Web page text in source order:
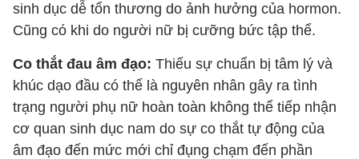
sinh dục dễ tổn thương do ảnh hưởng của hormon.
Cũng có khi do người nữ bị cưỡng bức tập thể.
Co thắt đau âm đạo: Thiếu sự chuẩn bị tâm lý và
khúc dạo đầu có thể là nguyên nhân gây ra tình
trạng người phụ nữ hoàn toàn không thể tiếp nhận
cơ quan sinh dục nam do sự co thắt tự động của
âm đạo đến mức mới chỉ đụng chạm đến phần